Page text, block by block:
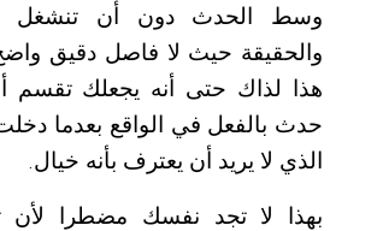
وسط الحدث دون أن تنشغل
والحقيقة حيث لا فاصل دقيق
هذا لذاك حتى أنه يجعلك تقسم
حدث بالفعل في الواقع بعدما
الذي لا يريد أن يعترف بأنه خيال.
بهذا لا تجد نفسك مضطرا